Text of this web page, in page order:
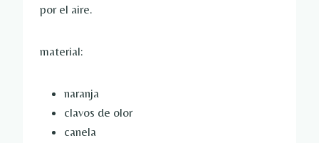
por el aire.
material:
naranja
clavos de olor
canela